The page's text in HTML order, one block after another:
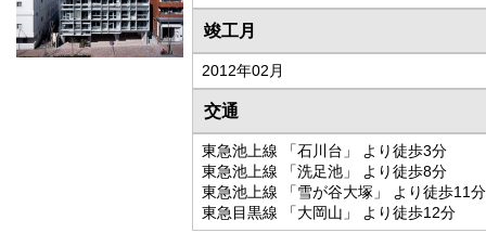
竣工月
2012年02月
交通
東急池上線 「石川台」 より徒歩3分
東急池上線 「洗足池」 より徒歩8分
東急池上線 「雪が谷大塚」 より徒歩11分
東急目黒線 「大岡山」 より徒歩12分